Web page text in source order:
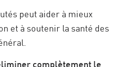
peut aider à mieux
et à soutenir la santé des
complètement le